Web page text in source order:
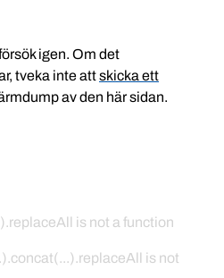
igen. Om det
tveka inte attskicka ett
av den här sidan.
is not a function
is not